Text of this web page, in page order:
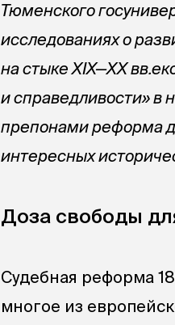
Тюменского
исследованиях о
на стыке XIX—XX вв.
и справедливости» в
препонами реформа
интересных
Доза свободы
Судебная реформа
многое из